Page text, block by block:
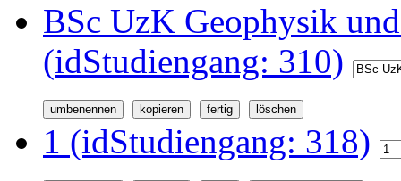
BSc UzK Geophysik
(idStudiengang: 310)
1 (idStudiengang: 318)